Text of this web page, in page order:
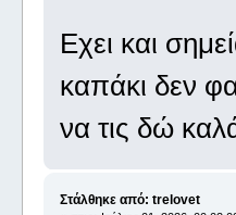
Εχει και
καπάκι δεν
να τις δώ
Στάλθηκε από: trelovet